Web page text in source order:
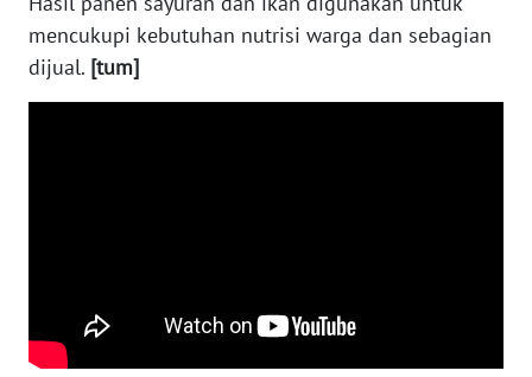
mencukupi kebutuhan nutrisi warga dan sebagian
dijual. [tum]
WN
KALTARA
WN
WN